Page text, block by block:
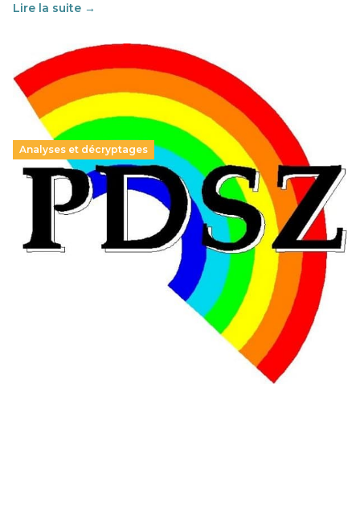
Lire la suite →
Analyses et décryptages
Hongrie : du changement pour les politiques
éducatives, aussi !
25 juin 2026
En Hongrie, le conservateur Peter Magyar et son parti
Tisza "Respect et liberté" ont remporté une large victoire,
contre le premier ministre sortant, Viktor Orban,…